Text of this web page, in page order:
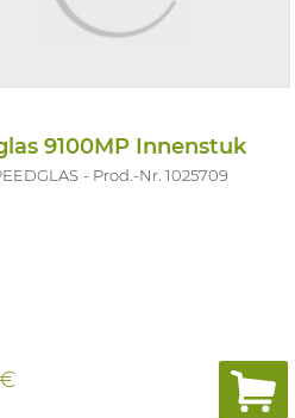
9100MP Innenstuk
Prod.-Nr. 1025709